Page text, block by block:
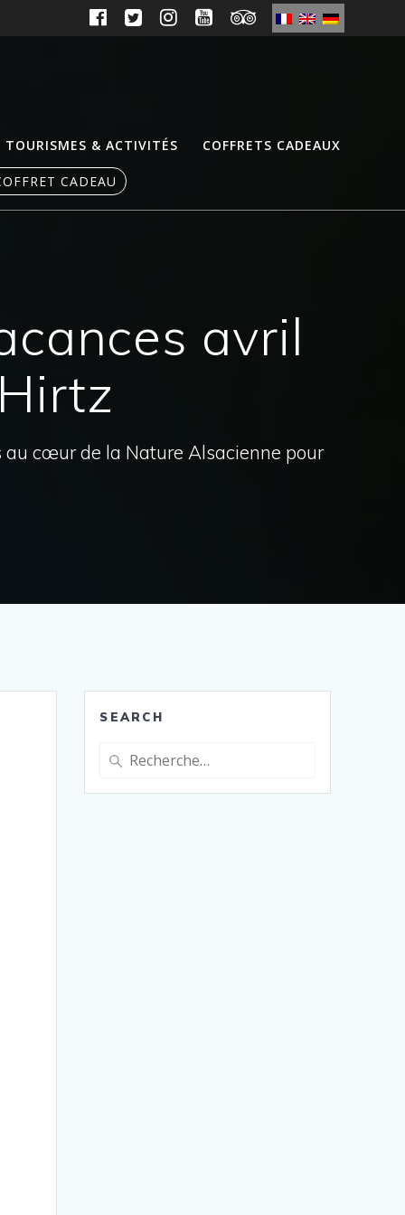
TOURISMES & ACTIVITÉS COFFRETS CADEAUX
CADEAU
avril
cœur de la Nature Alsacienne pour
SEARCH
Recherche
: